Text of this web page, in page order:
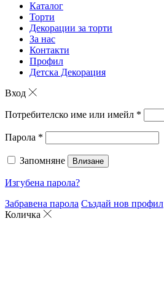
Каталог
Торти
Декорации за торти
За нас
Контакти
Профил
Детска Декорация
Вход
Потребителско име или имейл *
Парола *
Запомняне Влизане
Изгубена парола?
Забравена парола Създай нов профил
Количка